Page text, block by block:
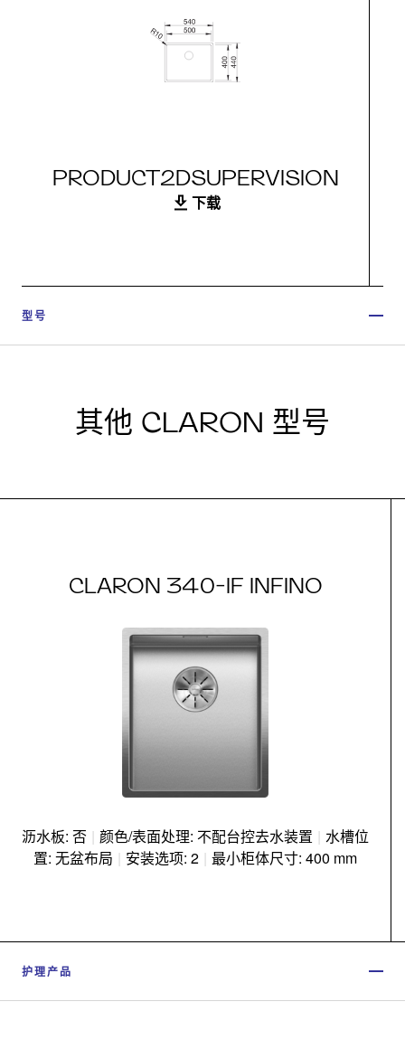
PRODUCT2DSUPERVISION
下载
型号
其他 CLARON 型号
CLARON 340-IF INFINO
沥水板: 否 | 颜色/表面处理: 不配台控去水装置 | 水槽位
置: 无盆布局 | 安装选项: 2 | 最小柜体尺寸: 400 mm
护理产品